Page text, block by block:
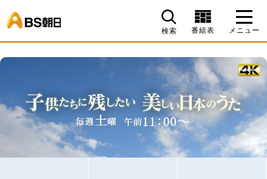
検索 番組表 メニュー